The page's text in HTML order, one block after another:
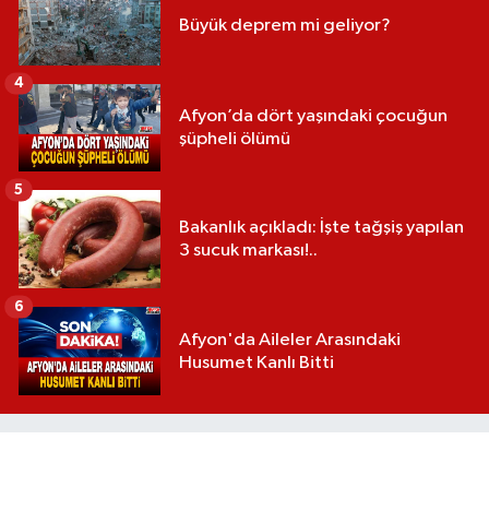
Büyük deprem mi geliyor?
Afyon’da dört yaşındaki çocuğun
şüpheli ölümü
4
Bakanlık açıkladı: İşte tağşiş yapılan
3 sucuk markası!..
5
Afyon'da Aileler Arasındaki
Husumet Kanlı Bitti
6